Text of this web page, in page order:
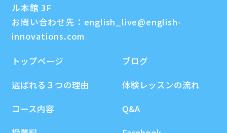
ル本館 3F
お問い合わせ先： english_live@english-
innovations.com
トップページ
選ばれる３つの理由
コース内容
ブログ
体験レッスンの流れ
Q&A